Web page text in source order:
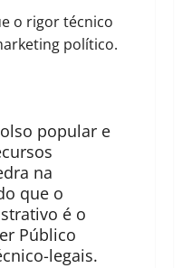
o rigor técnico
político.
popular e
na
que o
é o
Público
legais.